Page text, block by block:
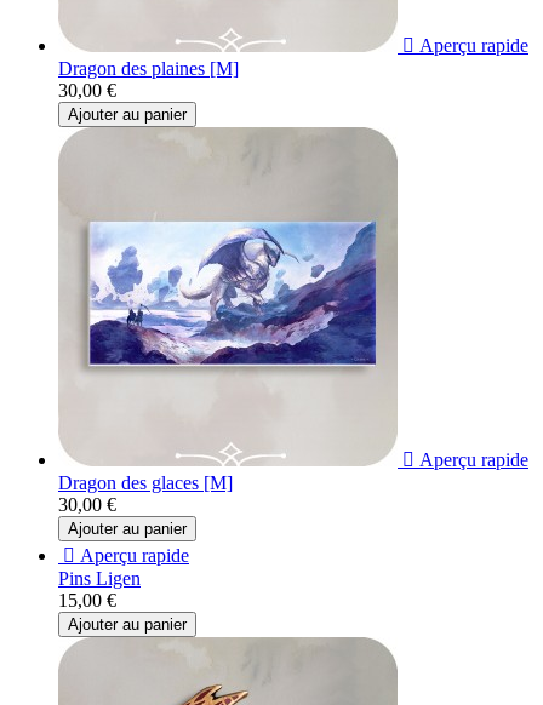
 Aperçu rapide
Dragon des plaines [M]
30,00 €
Ajouter au panier
 Aperçu rapide
Dragon des glaces [M]
30,00 €
Ajouter au panier
 Aperçu rapide
Pins Ligen
15,00 €
Ajouter au panier